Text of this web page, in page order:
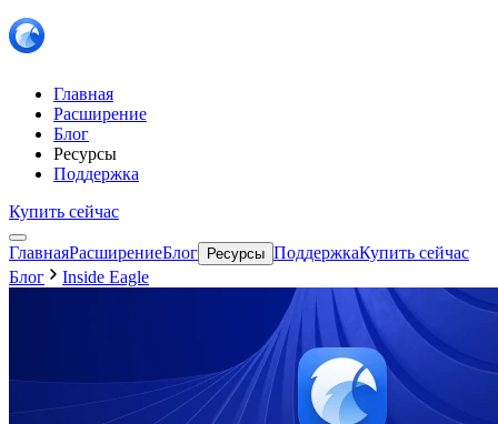
Главная
Расширение
Блог
Ресурсы
Поддержка
Купить сейчас
ГлавнаяРасширениеБлог Ресурсы ПоддержкаКупить сейчас
Блог
Inside Eagle